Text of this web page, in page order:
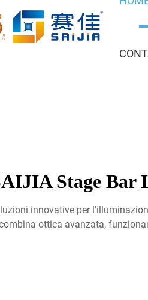
Stage Bar
innovative per
ottica avanzata,